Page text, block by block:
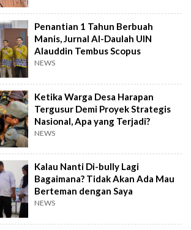
Penantian 1 Tahun Berbuah
Manis, Jurnal Al-Daulah UIN
Alauddin Tembus Scopus
NEWS
Ketika Warga Desa Harapan
Tergusur Demi Proyek Strategis
Nasional, Apa yang Terjadi?
NEWS
Kalau Nanti Di-bully Lagi
Bagaimana? Tidak Akan Ada Mau
Berteman dengan Saya
NEWS